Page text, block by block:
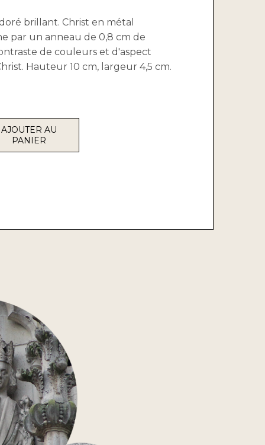
brillant. Christ en métal
par un anneau de 0,8 cm de
de couleurs et d'aspect
Hauteur 10 cm, largeur 4,5 cm.
AJOUTER AU
PANIER